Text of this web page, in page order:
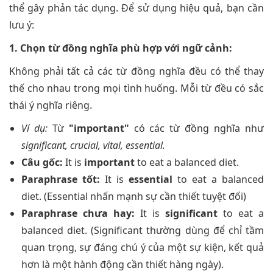
thể gây phản tác dụng. Để sử dụng hiệu quả, bạn cần
lưu ý:
1. Chọn từ đồng nghĩa phù hợp với ngữ cảnh:
Không phải tất cả các từ đồng nghĩa đều có thể thay
thế cho nhau trong mọi tình huống. Mỗi từ đều có sắc
thái ý nghĩa riêng.
Ví dụ:Từ "important" có các từ đồng nghĩa như
significant, crucial, vital, essential.
Câu gốc: It is importantto eat a balanced diet.
Paraphrase tốt: It is essential to eat a balanced
diet. (Essential nhấn mạnh sự cần thiết tuyệt đối)
Paraphrase chưa hay: It is significant to eat a
balanced diet. (Significant thường dùng để chỉ tầm
quan trọng, sự đáng chú ý của một sự kiện, kết quả
hơn là một hành động cần thiết hàng ngày).